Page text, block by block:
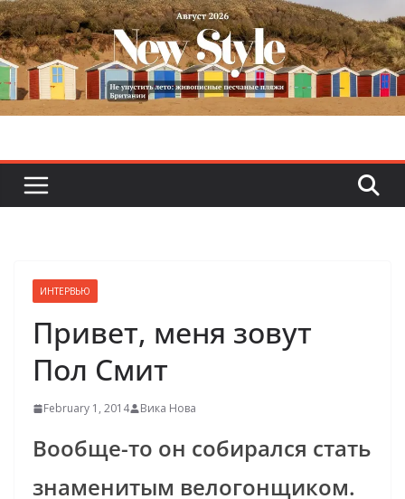
Skip
to
content
ИНТЕРВЬЮ
Привет, меня зовут
Пол Смит
February 1, 2014 Вика Нова
Вообще-то он собирался стать
знаменитым велогонщиком.